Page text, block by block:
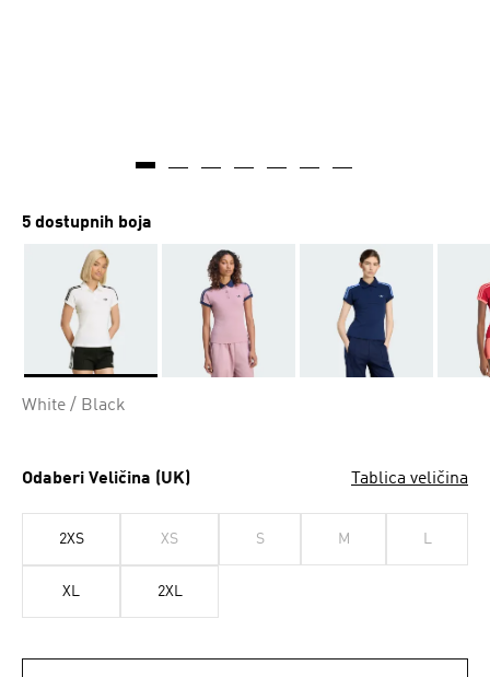
5 dostupnih boja
White / Black
Odaberi Veličina (UK) Tablica veličina
2XS XS S M L
XL 2XL